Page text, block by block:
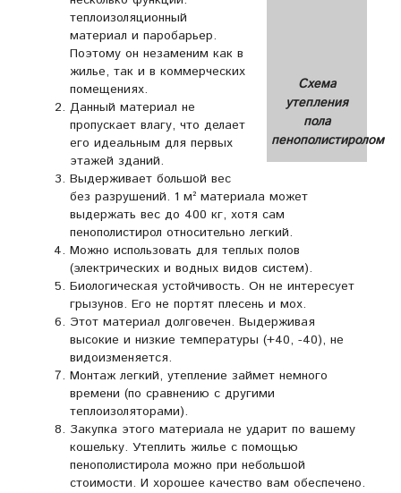
Схема
утепления
пола
пенополистиролом
теплоизоляционный
материал и паробарьер.
Поэтому он незаменим как в
жилье, так и в коммерческих
помещениях.
Данный материал не
пропускает влагу, что делает
его идеальным для первых
этажей зданий.
Выдерживает большой вес
без разрушений. 1 м² материала может
выдержать вес до 400 кг, хотя сам
пенополистирол относительно легкий.
Можно использовать для теплых полов
(электрических и водных видов систем).
Биологическая устойчивость. Он не интересует
грызунов. Его не портят плесень и мох.
Этот материал долговечен. Выдерживая
высокие и низкие температуры (+40, -40), не
видоизменяется.
Монтаж легкий, утепление займет немного
времени (по сравнению с другими
теплоизоляторами).
Закупка этого материала не ударит по вашему
кошельку. Утеплить жилье с помощью
пенополистирола можно при небольшой
стоимости. И хорошее качество вам обеспечено.